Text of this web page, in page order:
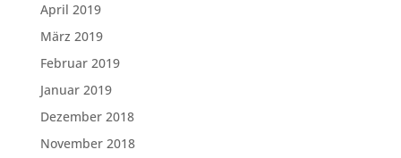
April 2019
März 2019
Februar 2019
Januar 2019
Dezember 2018
November 2018